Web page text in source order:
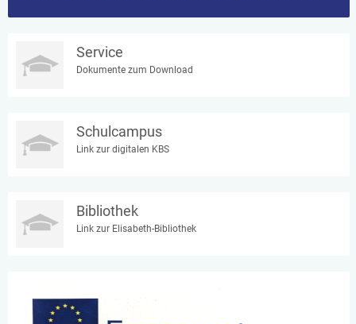
Service
Dokumente zum Download
Schulcampus
Link zur digitalen KBS
Bibliothek
Link zur Elisabeth-Bibliothek